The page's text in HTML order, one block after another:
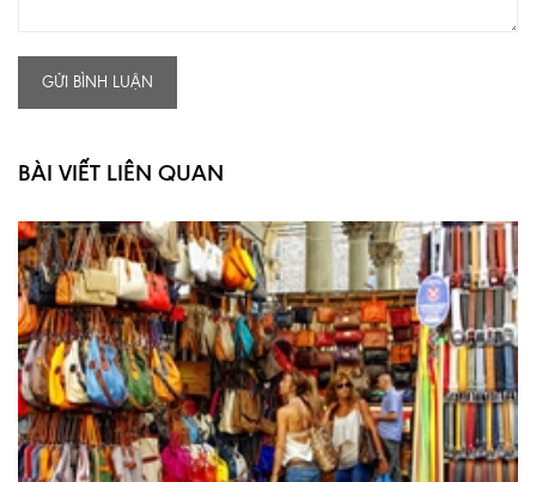
GỬI BÌNH LUẬN
BÀI VIẾT LIÊN QUAN